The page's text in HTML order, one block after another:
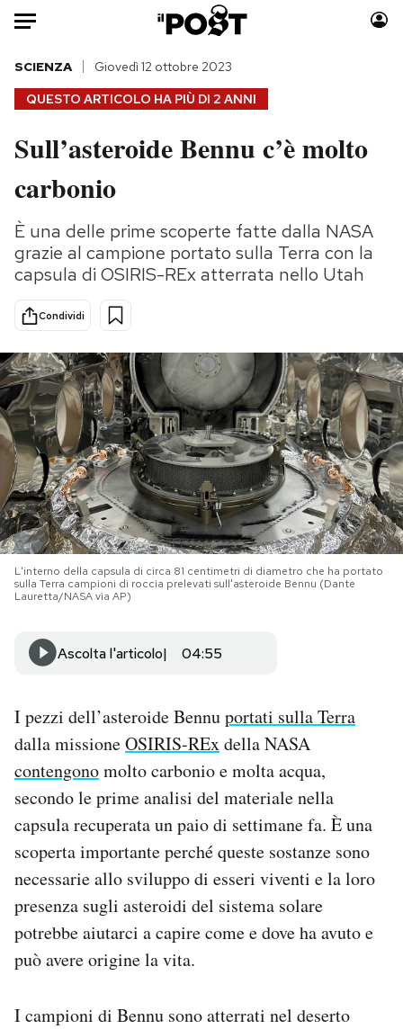
Auto
HOME
Italia
Politica
Tecnologia
Internet
Scienza
Cultura
Economia
Sport
Moda
Storie/Idee
Ok Boomer!
Media
Mondiali calcio 2026
PODCAST
NEWSLETTER
I MIEI PREFERITI
AREA PERSONALE
Area Personale
Newsletter
Notifiche mobile
Regala il Post
Hai bisogno di aiuto?
Esci
QUESTO ARTICOLO HA PIÙ DI 2 ANNI
SCIENZA Giovedì 12 ottobre 2023
Sull’asteroide Bennu c’è molto
carbonio
È una delle prime scoperte fatte dalla NASA
grazie al campione portato sulla Terra con la
capsula di OSIRIS-REx atterrata nello Utah
Condividi
L'interno della capsula di circa 81 centimetri di diametro che ha portato
sulla Terra campioni di roccia prelevati sull'asteroide Bennu (Dante
Lauretta/NASA via AP)
Ascolta l'articolo 04:55
I pezzi dell’asteroide Bennuportati sulla Terra
dalla missioneOSIRIS-RExdella NASA
contengonomolto carbonio e molta acqua,
secondo le prime analisi del materiale nella
capsula recuperata un paio di settimane fa. È una
scoperta importante perché queste sostanze sono
necessarie allo sviluppo di esseri viventi e la loro
presenza sugli asteroidi del sistema solare
potrebbe aiutarci a capire come e dove ha avuto e
può avere origine la vita.
I campioni di Bennu sono atterrati nel deserto